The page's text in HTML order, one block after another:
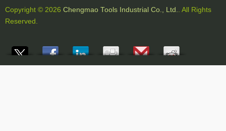
Copyright © 2026 Chengmao Tools Industrial Co., Ltd.
. All Rights
Reserved.